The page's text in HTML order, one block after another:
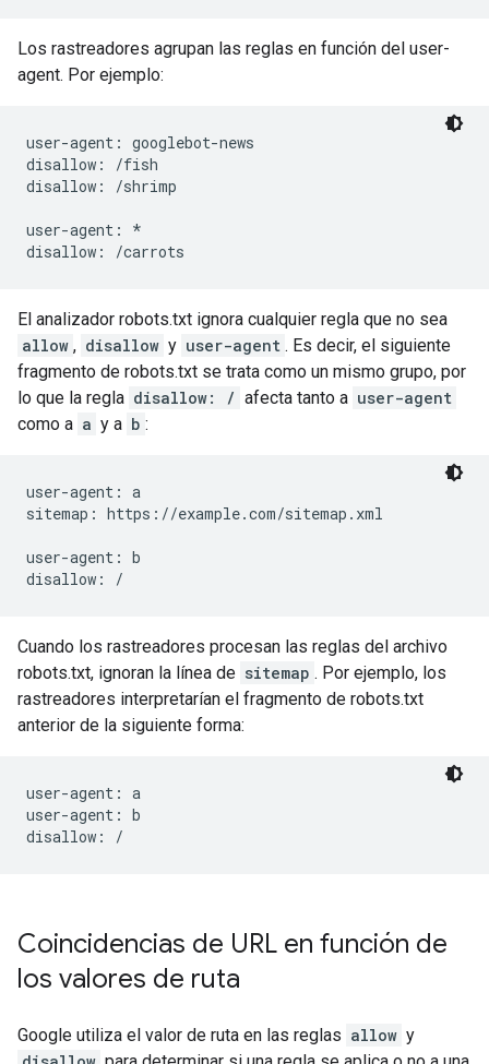
Los rastreadores agrupan las reglas en función del user-
agent. Por ejemplo:
user-agent: googlebot-news
disallow: /fish
disallow: /shrimp
user-agent: *
El analizador robots.txt ignora cualquier regla que no sea
allow , disallow y user-agent . Es decir, el siguiente
fragmento de robots.txt se trata como un mismo grupo, por
lo que la regla disallow: / afecta tanto a user-agent
como a a y a b :
user-agent: a
sitemap: https://example.com/sitemap.xml
user-agent: b
disallow: /
Cuando los rastreadores procesan las reglas del archivo
robots.txt, ignoran la línea de sitemap . Por ejemplo, los
rastreadores interpretarían el fragmento de robots.txt
anterior de la siguiente forma:
user-agent: a
user-agent: b
disallow: /
Coincidencias de URL en función de
los valores de ruta
Google utiliza el valor de ruta en las reglas allow y